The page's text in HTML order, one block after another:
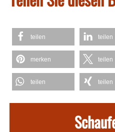
teilen teilen
merken teilen
teilen teilen